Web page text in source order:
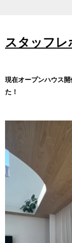
スタッフ
現在オープンハウス
た！